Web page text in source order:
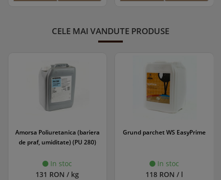
CELE MAI VANDUTE PRODUSE
Amorsa Poliuretanica (bariera
de praf, umiditate) (PU 280)
In stoc
131 RON / kg
Grund parchet WS EasyPrime
In stoc
118 RON / l